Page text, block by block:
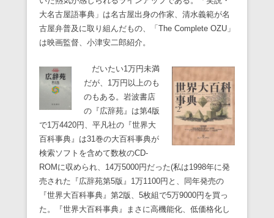
大名古屋語事典」は名古屋出身の作家、清水義範が名
古屋弁普及に取り組んだもの、「The Complete OZU」
は映画監督、小津安二郎紹介。
だいたい1万円未満
だが、1万円以上のも
のもある。岩波書店
の『広辞苑』は第4版
で1万4420円、平凡社の『世界大
百科事典』は31巻の大百科事典が
検索ソフトを含めて数枚のCD-
ROMに収められ、14万5000円だった(私は1998年に発
売された『広辞苑第5版』1万1100円と、同年発売の
『世界大百科事典』第2版、5枚組で5万9000円を買っ
た。『世界大百科事典』まさに高機能化、低価格化し